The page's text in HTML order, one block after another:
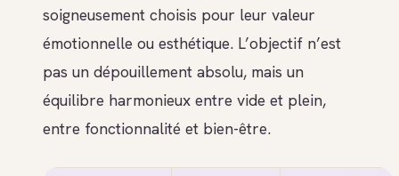
soigneusement choisis pour leur valeur
émotionnelle ou esthétique. L’objectif n’est
pas un dépouillement absolu, mais un
équilibre harmonieux entre vide et plein,
entre fonctionnalité et bien-être.